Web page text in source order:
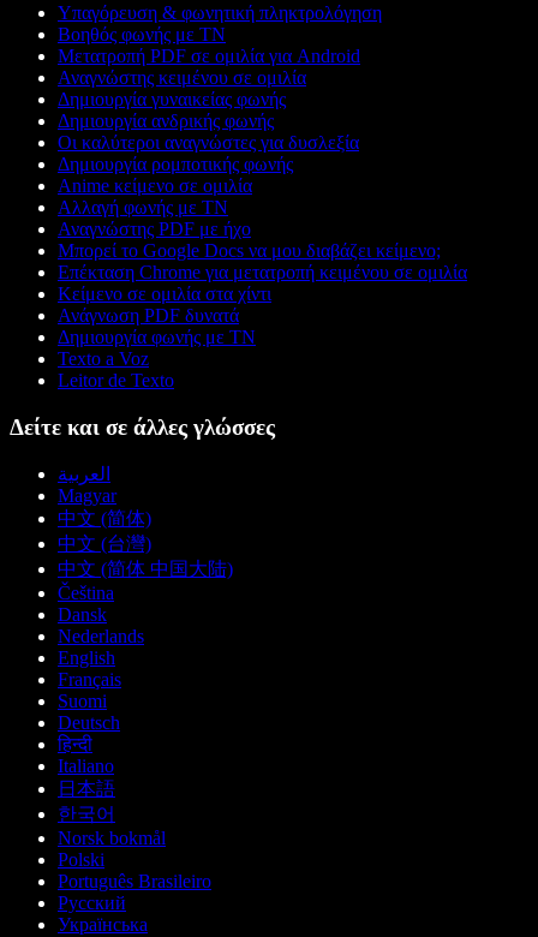
Υπαγόρευση & φωνητική πληκτρολόγηση
Βοηθός φωνής με ΤΝ
Μετατροπή PDF σε ομιλία για Android
Αναγνώστης κειμένου σε ομιλία
Δημιουργία γυναικείας φωνής
Δημιουργία ανδρικής φωνής
Οι καλύτεροι αναγνώστες για δυσλεξία
Δημιουργία ρομποτικής φωνής
Anime κείμενο σε ομιλία
Αλλαγή φωνής με ΤΝ
Αναγνώστης PDF με ήχο
Μπορεί το Google Docs να μου διαβάζει κείμενο;
Επέκταση Chrome για μετατροπή κειμένου σε ομιλία
Κείμενο σε ομιλία στα χίντι
Ανάγνωση PDF δυνατά
Δημιουργία φωνής με ΤΝ
Texto a Voz
Leitor de Texto
Δείτε και σε άλλες γλώσσες
العربية
Magyar
中文 (简体)
中文 (台灣)
中文 (简体 中国大陆)
Čeština
Dansk
Nederlands
English
Français
Suomi
Deutsch
हिन्दी
Italiano
日本語
한국어
Norsk bokmål
Polski
Português Brasileiro
Русский
Українська